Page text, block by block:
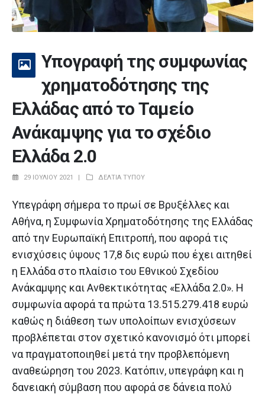
Yπογραφή της συμφωνίας
χρηματοδότησης της
Ελλάδας από το Ταμείο
Ανάκαμψης για το σχέδιο
Ελλάδα 2.0
29 ΙΟΥΛΊΟΥ 2021 ΔΕΛΤΊΑ ΤΎΠΟΥ
Υπεγράφη σήμερα το πρωί σε Βρυξέλλες και
Αθήνα, η Συμφωνία Χρηματοδότησης της Ελλάδας
από την Ευρωπαϊκή Επιτροπή, που αφορά τις
ενισχύσεις ύψους 17,8 δις ευρώ που έχει αιτηθεί
η Ελλάδα στο πλαίσιο του Εθνικού Σχεδίου
Ανάκαμψης και Ανθεκτικότητας «Ελλάδα 2.0». Η
συμφωνία αφορά τα πρώτα 13.515.279.418 ευρώ
καθώς η διάθεση των υπολοίπων ενισχύσεων
προβλέπεται στον σχετικό κανονισμό ότι μπορεί
να πραγματοποιηθεί μετά την προβλεπόμενη
αναθεώρηση του 2023. Κατόπιν, υπεγράφη και η
δανειακή σύμβαση που αφορά σε δάνεια πολύ